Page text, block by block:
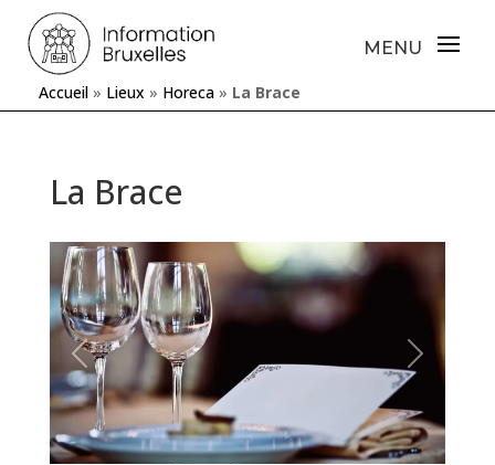
Accueil » Lieux » Horeca » La Brace
La Brace
Précédente Prochaine